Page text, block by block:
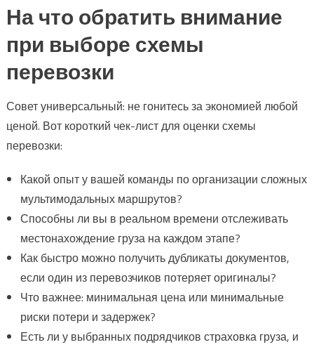
На что обратить внимание
при выборе схемы
перевозки
Совет универсальный: не гонитесь за экономией любой
ценой. Вот короткий чек-лист для оценки схемы
перевозки:
Какой опыт у вашей команды по организации сложных
мультимодальных маршрутов?
Способны ли вы в реальном времени отслеживать
местонахождение груза на каждом этапе?
Как быстро можно получить дубликаты документов,
если один из перевозчиков потеряет оригиналы?
Что важнее: минимальная цена или минимальные
риски потери и задержек?
Есть ли у выбранных подрядчиков страховка груза, и